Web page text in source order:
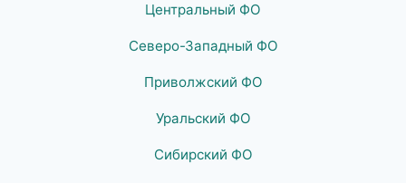
Центральный ФО
Северо-Западный ФО
Приволжский ФО
Уральский ФО
Сибирский ФО